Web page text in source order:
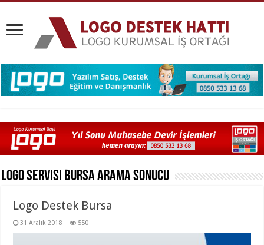
Logo Servisi BursaArama Sonucu
Logo Destek Bursa
31 Aralık 2018 550